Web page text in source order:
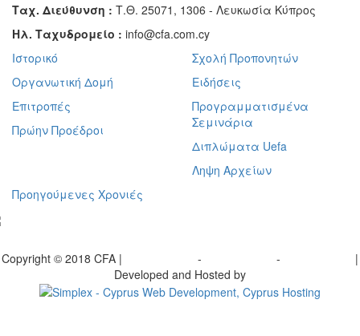
Ταχ. Διεύθυνση : Τ.Θ. 25071, 1306 - Λευκωσία Κύπρος
Ηλ. Ταχυδρομείο : info@cfa.com.cy
Ιστορικό
Οργανωτική Δομή
Επιτροπές
Πρώην Προέδροι
Σχολή Προπονητών
Ειδήσεις
Προγραμματισμένα
Σεμινάρια
Διπλώματα Uefa
Ληψη Αρχείων
Προηγούμενες Χρονιές
Copyright © 2018 CFA | - -
|
Developed and Hosted by